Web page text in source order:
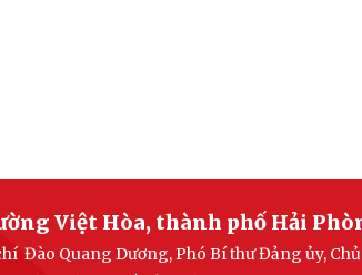
Việt Hòa, thành phố Hải
Đào Quang Dương, Phó Bí thư Đảng ủy,